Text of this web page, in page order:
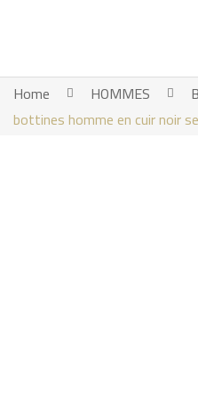
Home HOMMES
bottines homme en cuir noir